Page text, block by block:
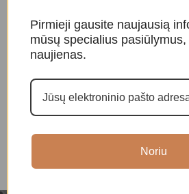
kvarco apyrankė
Apyrankės, Kristalų
apyrankės
Pirmieji gausite naujausią
mūsų specialius
naujienas.
Noriu